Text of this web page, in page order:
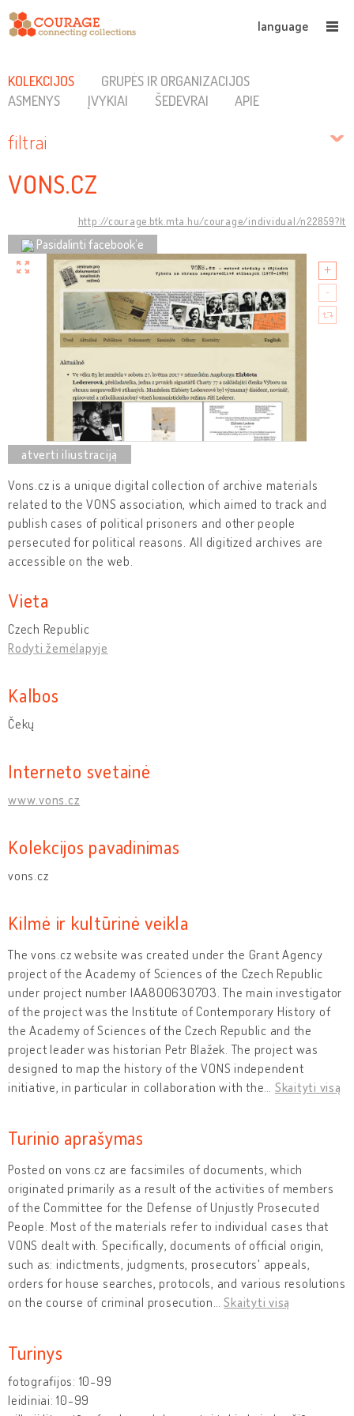
language
KOLEKCIJOS
GRUPĖS IR ORGANIZACIJOS
ASMENYS
ĮVYKIAI ŠEDEVRAI APIE
filtrai
VONS.CZ
http://courage.btk.mta.hu/courage/individual/n22859?lt
Pasidalinti facebook’e
Vons.cz is a unique digital collection of archive materials
related to the VONS association, which aimed to track and
publish cases of political prisoners and other people
persecuted for political reasons. All digitized archives are
accessible on the web.
Vieta
Czech Republic
Rodyti žemėlapyje
Kalbos
Čekų
Interneto svetainė
www.vons.cz
Kolekcijos pavadinimas
vons.cz
Kilmė ir kultūrinė veikla
The vons.cz website was created under the Grant Agency
project of the Academy of Sciences of the Czech Republic
under project number IAA800630703. The main investigator
of the project was the Institute of Contemporary History of
the Academy of Sciences of the Czech Republic and the
project leader was historian Petr Blažek. The project was
designed to map the history of the VONS independent
initiative, in particular in collaboration with the
Skaityti visą
Turinio aprašymas
Posted on vons.cz are facsimiles of documents, which
originated primarily as a result of the activities of members
of the Committee for the Defense of Unjustly Prosecuted
People. Most of the materials refer to individual cases that
VONS dealt with. Specifically, documents of official origin,
such as: indictments, judgments, prosecutors' appeals,
orders for house searches, protocols, and various resolutions
on the course of criminal prosecution …Skaityti visą
Turinys
fotografijos: 10-99
leidiniai: 10-99